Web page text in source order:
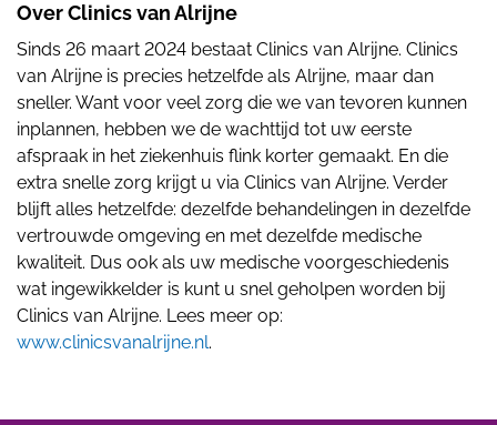
Over Clinics van Alrijne
Sinds 26 maart 2024 bestaat Clinics van Alrijne. Clinics
van Alrijne is precies hetzelfde als Alrijne, maar dan
sneller. Want voor veel zorg die we van tevoren kunnen
inplannen, hebben we de wachttijd tot uw eerste
afspraak in het ziekenhuis flink korter gemaakt. En die
extra snelle zorg krijgt u via Clinics van Alrijne. Verder
blijft alles hetzelfde: dezelfde behandelingen in dezelfde
vertrouwde omgeving en met dezelfde medische
kwaliteit. Dus ook als uw medische voorgeschiedenis
wat ingewikkelder is kunt u snel geholpen worden bij
Clinics van Alrijne. Lees meer op:
www.clinicsvanalrijne.nl.